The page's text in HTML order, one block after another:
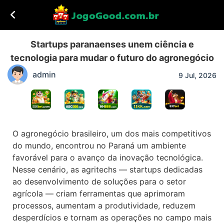
Startups paranaenses unem ciência e
tecnologia para mudar o futuro do agronegócio
admin 9 Jul, 2026
O agronegócio brasileiro, um dos mais competitivos
do mundo, encontrou no Paraná um ambiente
favorável para o avanço da inovação tecnológica.
Nesse cenário, as agritechs — startups dedicadas
ao desenvolvimento de soluções para o setor
agrícola — criam ferramentas que aprimoram
processos, aumentam a produtividade, reduzem
desperdícios e tornam as operações no campo mais